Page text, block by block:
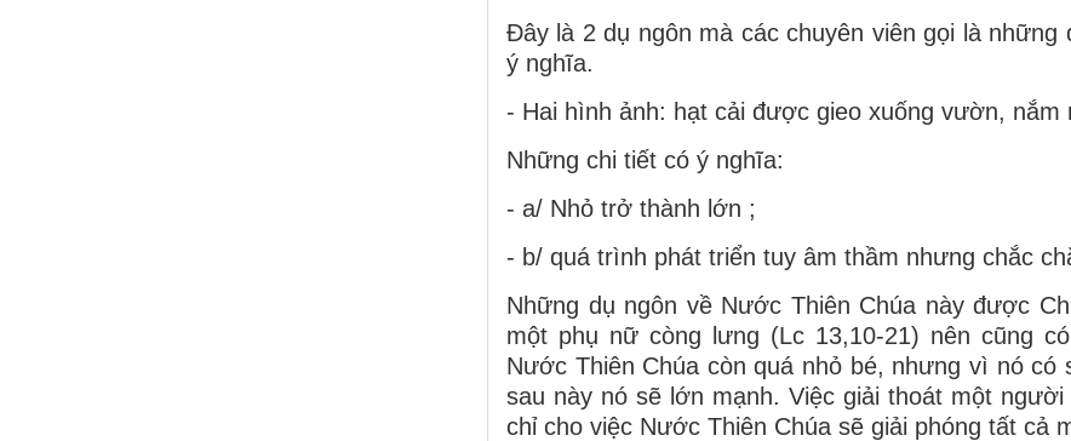
Đây là 2 dụ ngôn mà các chuyên viên gọi là
ý nghĩa.
- Hai hình ảnh: hạt cải được gieo xuống vườn, nắm
Những chi tiết có ý nghĩa:
- a/ Nhỏ trở thành lớn ;
- b/ quá trình phát triển tuy âm thầm nhưng chắc
Những dụ ngôn về Nước Thiên Chúa này được
một phụ nữ còng lưng (Lc 13,10-21) nên cũng
Nước Thiên Chúa còn quá nhỏ bé, nhưng vì nó có
sau này nó sẽ lớn mạnh. Việc giải thoát một
chỉ cho việc Nước Thiên Chúa sẽ giải phóng tất cả